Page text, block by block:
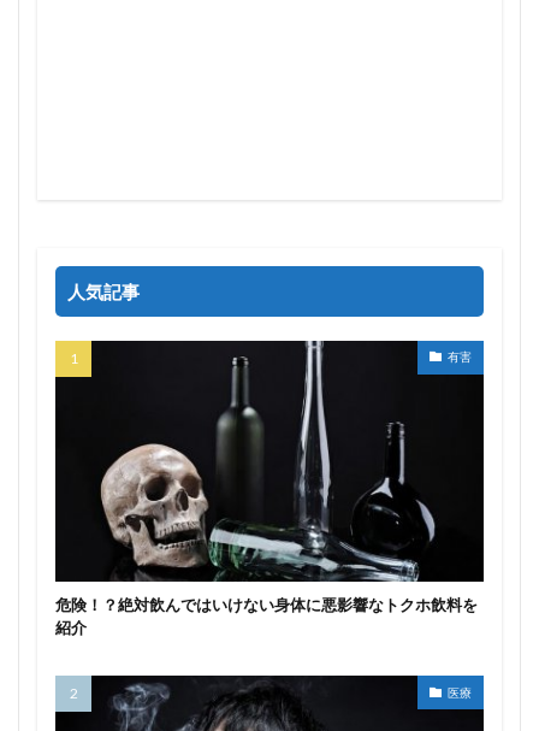
人気記事
有害
危険！？絶対飲んではいけない身体に悪影響なトクホ飲料を
紹介
医療